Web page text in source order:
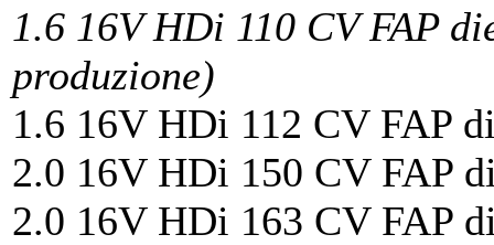
1.6 16V HDi 110 CV FAP
produzione)
1.6 16V HDi 112 CV FAP
2.0 16V HDi 150 CV FAP
2.0 16V HDi 163 CV FAP